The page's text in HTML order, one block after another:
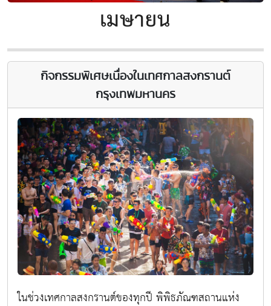
เมษายน
กิจกรรมพิเศษเนื่องในเทศกาลสงกรานต์
กรุงเทพมหานคร
ในช่วงเทศกาลสงกรานต์ของทุกปี พิพิธภัณฑสถานแห่ง